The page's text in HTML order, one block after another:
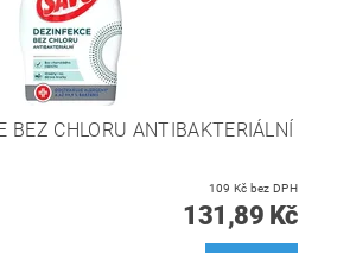
BEZ CHLORU ANTIBAKTERIÁLNÍ
109 Kč bez DPH
131,89 Kč